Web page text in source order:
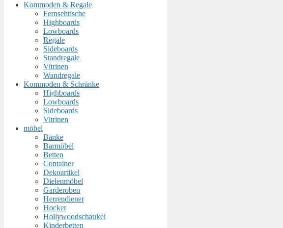
Kommoden & Regale
Fernsehtische
Highboards
Lowboards
Regale
Sideboards
Standregale
Vitrinen
Wandregale
Kommoden & Schränke
Highboards
Lowboards
Sideboards
Vitrinen
möbel
Bänke
Barmöbel
Betten
Container
Dekoartikel
Dielenmöbel
Garderoben
Herrendiener
Hocker
Hollywoodschaukel
Kinderbetten